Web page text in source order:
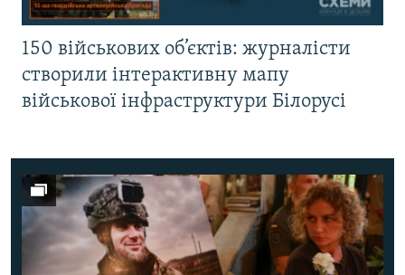
150 військових об’єктів: журналісти
створили інтерактивну мапу
військової інфраструктури Білорусі